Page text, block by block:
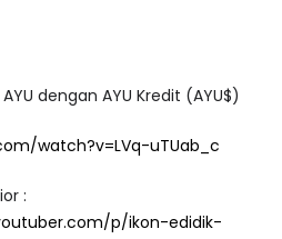
AYU dengan AYU Kredit (AYU$)
watch?v=LVq-uTUab_c
:
p/ikon-edidik-